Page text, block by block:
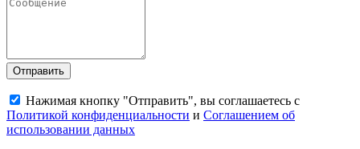
Отправить
Нажимая кнопку "Отправить", вы соглашаетесь с
Политикой конфиденциальности и Соглашением об
использовании данных